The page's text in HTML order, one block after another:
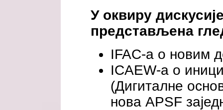
У оквиру
представљена
IFAC-а о новим
ICAEW-а о
(Дигиталне
нова APSF